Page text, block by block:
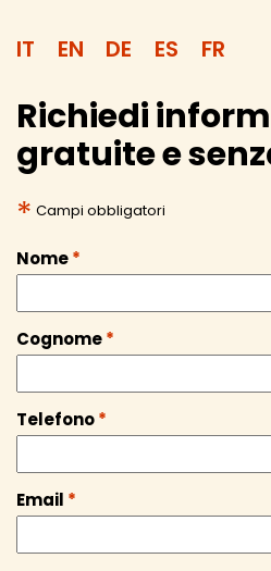
IT EN DE ES FR
Richiedi
gratuite e
* Campi obbligatori
Nome*
Cognome*
Telefono*
Email *